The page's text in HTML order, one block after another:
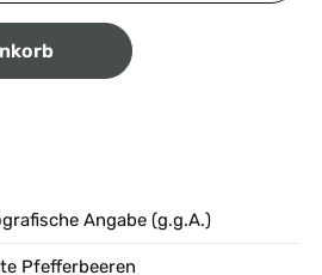
Angabe (g.g.A.)
Pfefferbeeren